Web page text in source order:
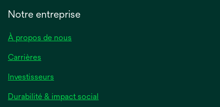
Notre entreprise
À propos de nous
Carrières
Investisseurs
Durabilité & impact social